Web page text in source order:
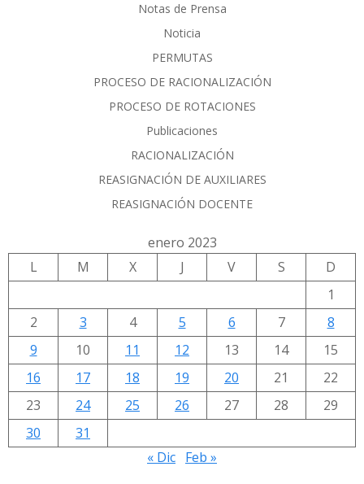
Notas de Prensa
Noticia
PERMUTAS
PROCESO DE RACIONALIZACIÓN
PROCESO DE ROTACIONES
Publicaciones
RACIONALIZACIÓN
REASIGNACIÓN DE AUXILIARES
REASIGNACIÓN DOCENTE
enero 2023
L
M X J V S
D
1
2
3 4 5 6 7
8
9
10 11 12 13 14
15
16
17 18 19 20 21
22
23
24 25 26 27 28
29
30
31
« Dic Feb »